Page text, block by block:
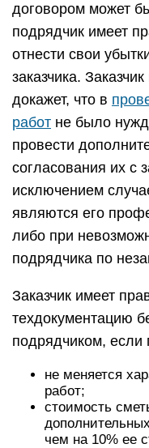
договором может
подрядчик имеет
отнести свои
заказчика.
докажет, что в
работ не было
провести
согласования их с
исключением
являются его
либо при
подрядчика по
Заказчик имеет
техдокументацию
подрядчиком, если
не меняется
работ;
стоимость
чем на 10% ее